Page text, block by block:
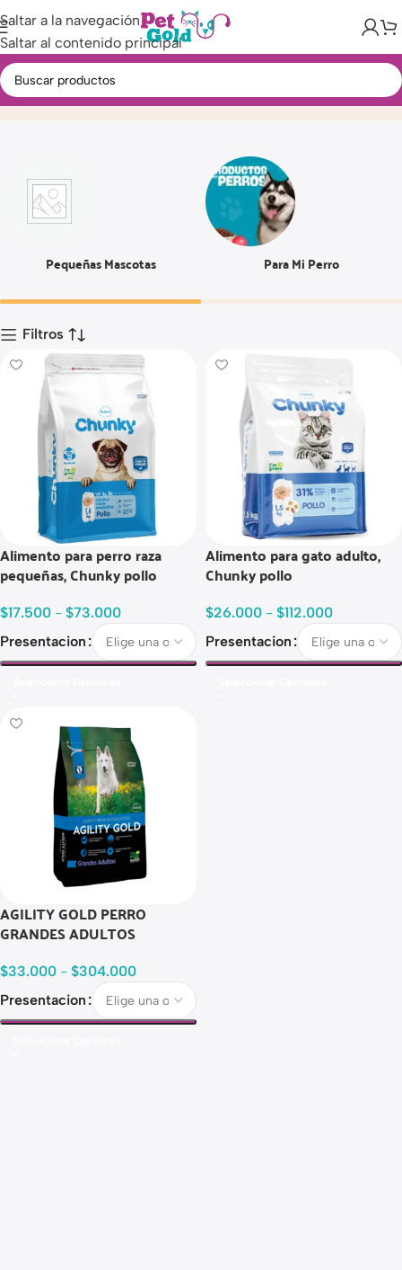
Saltar a la navegación
Saltar al contenido principal
8 KGInicio Producto
Pequeñas Mascotas Para Mi Perro
Filtros
Alimento para perro raza
pequeñas, Chunky pollo
$17.500 - $73.000
Presentacion
Alimento para gato adulto,
Chunky pollo
$26.000 - $112.000
Presentacion
AGILITY GOLD PERRO
GRANDES ADULTOS
$33.000 - $304.000
Presentacion